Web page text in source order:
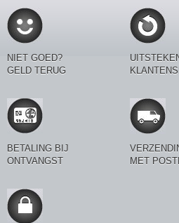
NIET GOED?
GELD TERUG
BETALING BIJ
ONTVANGST
MET